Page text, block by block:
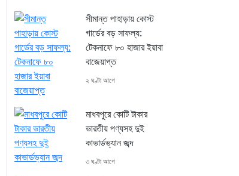
সীমান্ত পাহাড়ায় কোস্ট
গার্ডের বড় সাফল্য:
টেকনাফে ৮০ হাজার ইয়াবা
বাজেয়াপ্ত
২ ঘণ্টা আগে
মাধবপুরে কোটি টাকার
ভারতীয় পণ্যসহ দুই
কাভার্ডভ্যান জব্দ
৩ ঘণ্টা আগে